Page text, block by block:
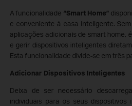
A funcionalidade “Smart Home”
e conveniente à casa inteligente.
aplicações adicionais de smart home,
e gerir dispositivos inteligentes
Esta funcionalidade divide-se em três
Adicionar Dispositivos Inteligentes
Deixa de ser necessário
individuais para os seus dispositivos